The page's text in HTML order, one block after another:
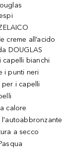
creme all’acido
DOUGLAS
capelli bianchi
i punti neri
per i capelli
calore
a secco